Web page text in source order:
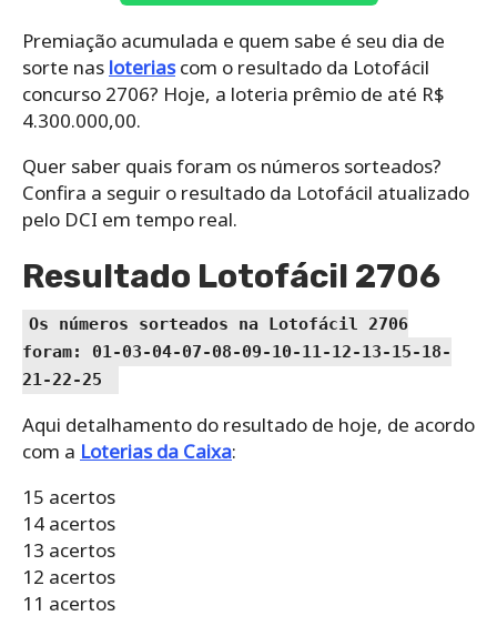
Premiação acumulada e quem sabe é seu dia de
sorte nas loteriascom o resultado da Lotofácil
concurso 2706? Hoje, a loteria prêmio de até R$
4.300.000,00.
Quer saber quais foram os números sorteados?
Confira a seguir o resultado da Lotofácil atualizado
pelo DCI em tempo real.
Resultado Lotofácil 2706
Os números sorteados na Lotofácil 2706
foram: 01-03-04-07-08-09-10-11-12-13-15-18-
21-22-25
Aqui detalhamento do resultado de hoje, de acordo
com a Loterias da Caixa:
15 acertos
14 acertos
13 acertos
12 acertos
11 acertos